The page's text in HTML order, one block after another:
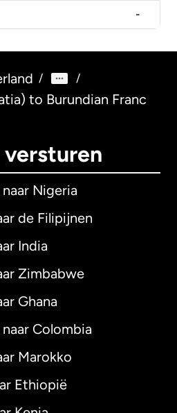
-
/ /
to Burundian Franc
Nigeria
de Filipijnen
India
Zimbabwe
Ghana
Colombia
Marokko
Ethiopië